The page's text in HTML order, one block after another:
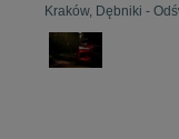
Kraków, Dębniki -